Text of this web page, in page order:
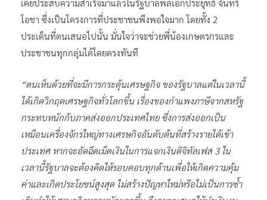
เคยประสบความสำเร็จมาแล้วในรัฐบาลพลเอกประยุทธ์ จันทร์
โอชา ซึ่งเป็นโครงการที่ประชาชนพึงพอใจมาก โดยทั้ง 2
ประเด็นที่ตนเสนอไปนั้น มั่นใจว่าจะช่วยพี่น้องเกษตรกรและ
ประชาชนทุกกลุ่มได้โดยตรงทันที
“ตนเห็นด้วยที่จะมีการกระตุ้นเศรษฐกิจ ของรัฐบาลแต่ในเวลานี้
ได้เกิดวิกฤตเศรษฐกิจทั่วโลกขึ้น เรื่องของกำแพงภาษีจากสหรัฐ
กระทบหนักกับภาคส่งออกประเทศไทย ซึ่งการส่งออกเป็น
เหมือนเครื่องจักรใหญ่ทางเศรษกิจอันดับต้นที่สร้างรายได้เข้า
ประเทศ หากจะอัดฉีดเม็ดเงินในการแจกเงินดิจิทัลเฟส 3 ใน
เวลานี้รัฐบาลจะต้องคิดให้รอบคอบทุกด้านเพื่อให้เกิดความคุ้ม
ค่าและเกิดประโยชน์สูงสุด ไม่สร้างปัญหาใหม่หรือไม่เป็นการซ้ำ